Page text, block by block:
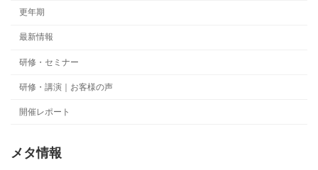
更年期
最新情報
研修・セミナー
研修・講演｜お客様の声
開催レポート
メタ情報